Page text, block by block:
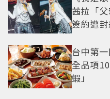
茜拉「
簽約遭
台中第
全品項
蝦」